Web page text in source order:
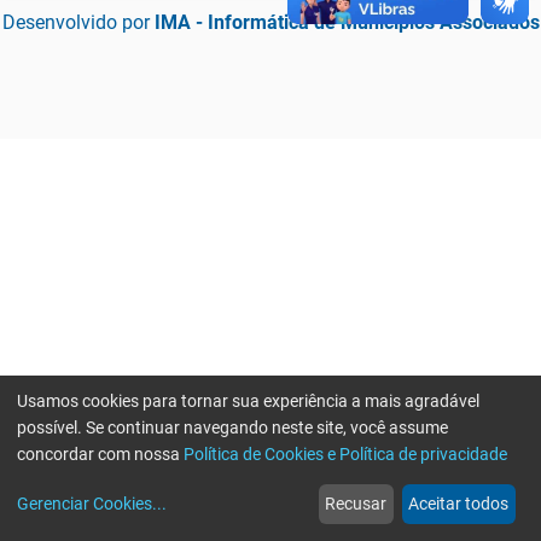
Desenvolvido por IMA - Informática de Municípios Associados
web
Notícias
more_horiz
Mais
Usamos cookies para tornar sua experiência a mais agradável
possível. Se continuar navegando neste site, você assume
concordar com nossa Política de Cookies e Política de privacidade
Gerenciar Cookies... Recusar Aceitar todos
Erro ao enviar informações, por favor tente novamente